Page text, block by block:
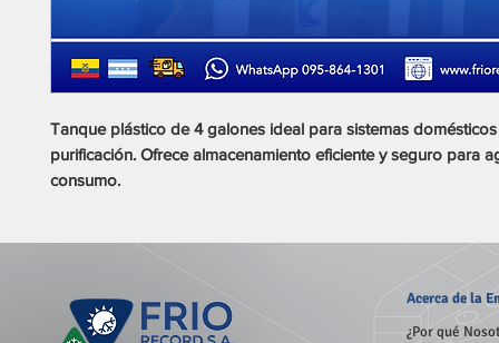
Tanque plástico de 4 galones ideal para sistemas
purificación. Ofrece almacenamiento eficiente y seguro para
consumo.
Acercade la
¿Por qué